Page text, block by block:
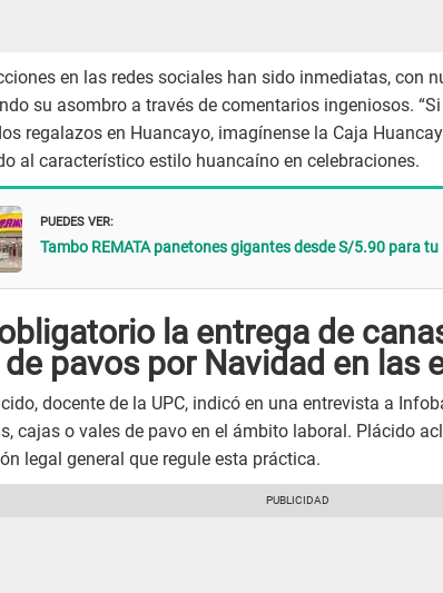
en las redes sociales han sido inmediatas, con
su asombro a través de comentarios ingeniosos.
regalazos en Huancayo, imagínense la Caja
al característico estilo huancaíno en celebraciones.
PUEDES VER:
Tambo REMATA panetones gigantes desde S/5.90 para
la entrega de
pavos por Navidad en las
docente de la UPC, indicó en una entrevista a
cajas o vales de pavo en el ámbito laboral. Plácido
legal general que regule esta práctica.